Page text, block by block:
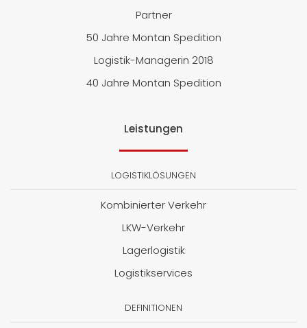
Partner
50 Jahre Montan Spedition
Logistik-Managerin 2018
40 Jahre Montan Spedition
Leistungen
LOGISTIKLÖSUNGEN
Kombinierter Verkehr
LKW-Verkehr
Lagerlogistik
Logistikservices
DEFINITIONEN